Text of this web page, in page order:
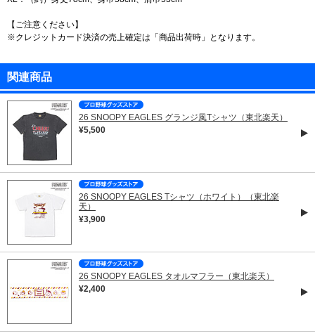
【ご注意ください】
※クレジットカード決済の売上確定は「商品出荷時」となります。
関連商品
26 SNOOPY EAGLES グランジ風Tシャツ（東北楽天）
¥5,500
26 SNOOPY EAGLES Tシャツ（ホワイト）（東北楽
天）
¥3,900
26 SNOOPY EAGLES タオルマフラー（東北楽天）
¥2,400